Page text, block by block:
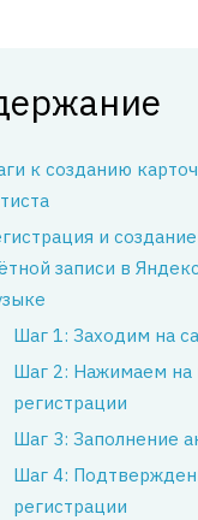
к созданию
и создание
записи в Яндекс
Шаг 1: Заходим на
Шаг 2: Нажимаем на
регистрации
Шаг 3: Заполнение
Шаг 4:
регистрации